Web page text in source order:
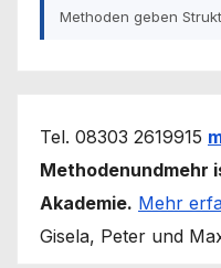
Methoden geben
Tel. 08303 2619915
Methodenundmehr
Akademie. Mehr
Gisela, Peter und